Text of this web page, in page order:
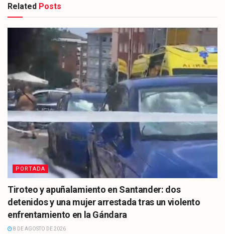
Related Posts
PORTADA
Tiroteo y apuñalamiento en Santander: dos
detenidos y una mujer arrestada tras un violento
enfrentamiento en la Gándara
8 DE AGOSTO DE 2026